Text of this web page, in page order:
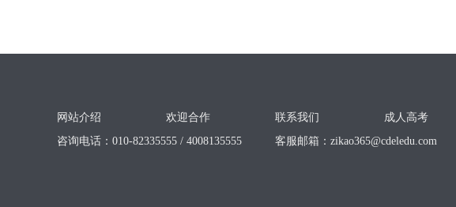
网站介绍 欢迎合作 联系我们 成人高考
咨询电话：010-82335555 / 4008135555
客服邮箱： zikao365@cdeledu.com